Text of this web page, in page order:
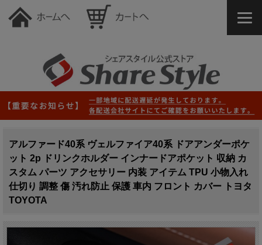
アルファード40系 ヴェルファイア40系 ドアアンダーポケ
ット 2p ドリンクホルダー インナードアポケット 収納 カ
スタム パーツ アクセサリー 内装 アイテム TPU 小物入れ
仕切り 調整 傷 汚れ防止 保護 車内 フロント カバー トヨタ
TOYOTA